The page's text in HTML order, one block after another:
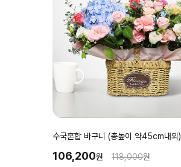
수국혼합 바구니 (총높이 약45cm내외)
106,200원 118,000원